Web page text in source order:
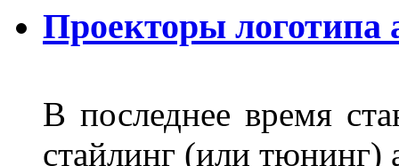
Проекторы логотипа
В последнее время
стайлинг (или тюнинг)